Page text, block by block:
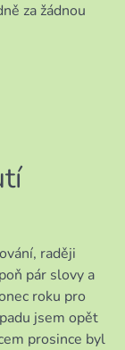
za žádnou
raději
pár slovy a
roku pro
jsem opět
prosince byl